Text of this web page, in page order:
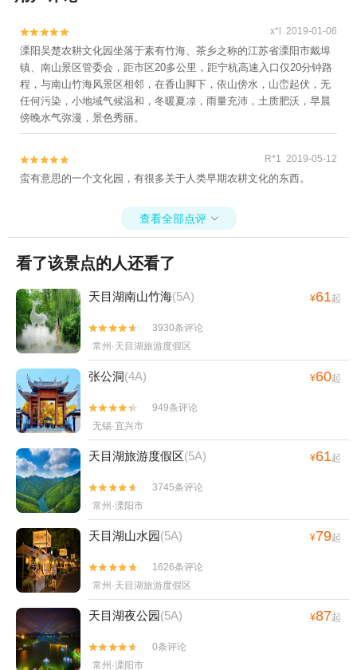

 x*l 2019-01-06
溧阳吴楚农耕文化园坐落于素有竹海、茶乡之称的江苏省溧阳市戴埠
镇、南山景区管委会，距市区20多公里，距宁杭高速入口仅20分钟路
程，与南山竹海风景区相邻，在香山脚下，依山傍水，山峦起伏，无
任何污染，小地域气候温和，冬暖夏凉，雨量充沛，土质肥沃，早晨
傍晚水气弥漫，景色秀丽。

 R*1 2019-05-12
蛮有意思的一个文化园，有很多关于人类早期农耕文化的东西。
查看全部点评 
看了该景点的人还看了
天目湖南山竹海(5A) ¥61起


3930条评论
常州·天目湖旅游度假区
张公洞(4A) ¥60起


949条评论
无锡·宜兴市
天目湖旅游度假区(5A) ¥61起


3745条评论
常州·溧阳市
天目湖山水园(5A) ¥79起


1626条评论
常州·天目湖旅游度假区
天目湖夜公园(5A) ¥87起


0条评论
常州·溧阳市